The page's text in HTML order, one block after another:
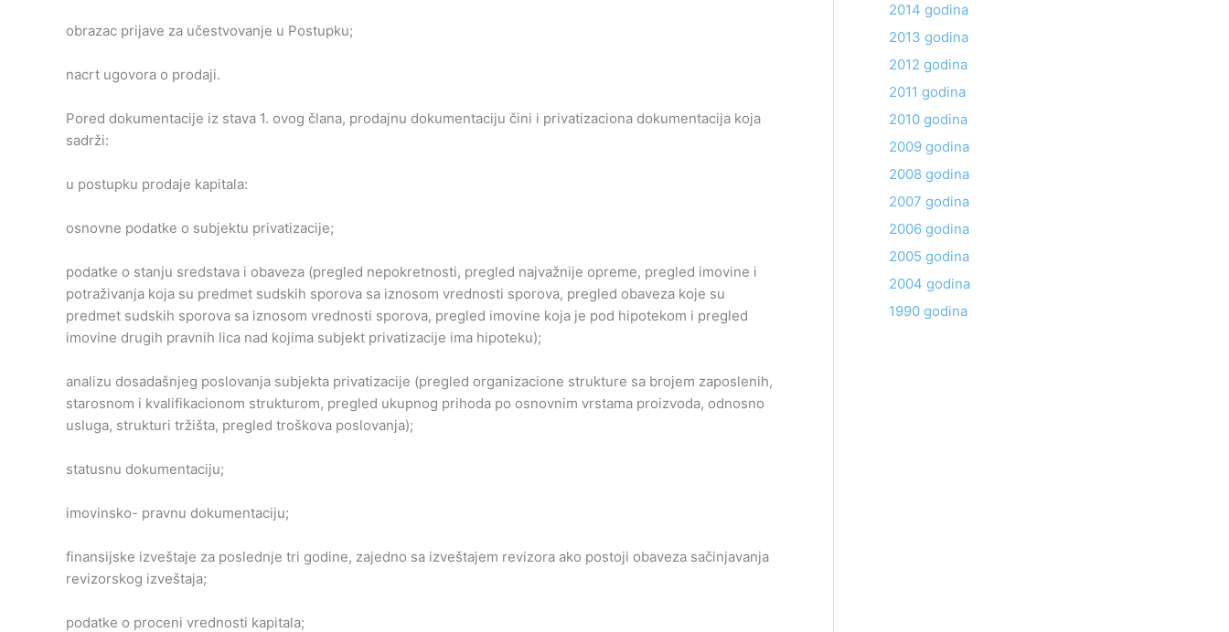
obrazac prijave za učestvovanje u Postupku;
nacrt ugovora o prodaji.
Pored dokumentacije iz stava 1. ovog člana, prodajnu dokumentaciju čini i privatizaciona dokumentacija koja
sadrži:
u postupku prodaje kapitala:
osnovne podatke o subjektu privatizacije;
podatke o stanju sredstava i obaveza (pregled nepokretnosti, pregled najvažnije opreme, pregled imovine i
potraživanja koja su predmet sudskih sporova sa iznosom vrednosti sporova, pregled obaveza koje su
predmet sudskih sporova sa iznosom vrednosti sporova, pregled imovine koja je pod hipotekom i pregled
imovine drugih pravnih lica nad kojima subjekt privatizacije ima hipoteku);
analizu dosadašnjeg poslovanja subjekta privatizacije (pregled organizacione strukture sa brojem zaposlenih,
starosnom i kvalifikacionom strukturom, pregled ukupnog prihoda po osnovnim vrstama proizvoda, odnosno
usluga, strukturi tržišta, pregled troškova poslovanja);
statusnu dokumentaciju;
imovinsko- pravnu dokumentaciju;
finansijske izveštaje za poslednje tri godine, zajedno sa izveštajem revizora ako postoji obaveza sačinjavanja
revizorskog izveštaja;
podatke o proceni vrednosti kapitala;
2014 godina
2013 godina
2012 godina
2011 godina
2010 godina
2009 godina
2008 godina
2007 godina
2006 godina
2005 godina
2004 godina
1990 godina